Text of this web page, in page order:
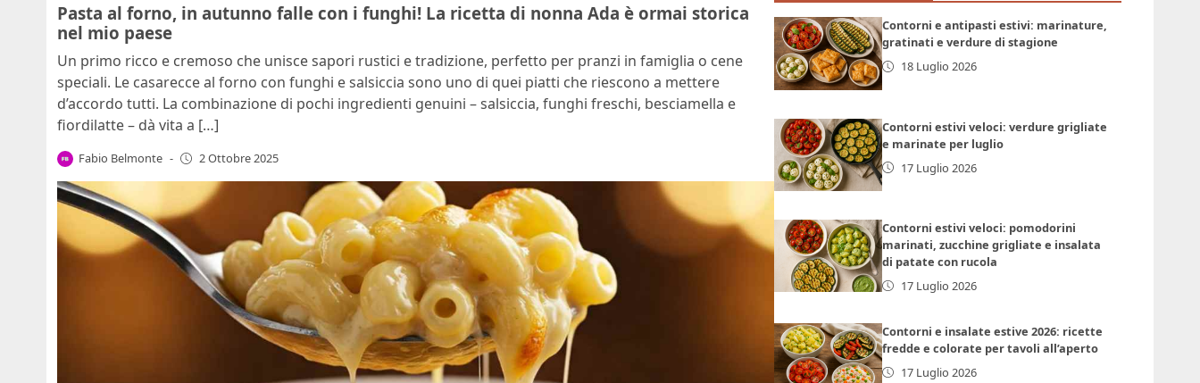
Pasta al forno, in autunno falle con i funghi! La ricetta di nonna Ada è ormai storica
nel mio paese
Un primo ricco e cremoso che unisce sapori rustici e tradizione, perfetto per pranzi in famiglia o cene
speciali. Le casarecce al forno con funghi e salsiccia sono uno di quei piatti che riescono a mettere
d’accordo tutti. La combinazione di pochi ingredienti genuini – salsiccia, funghi freschi, besciamella e
fiordilatte – dà vita a […]
Fabio Belmonte - 2 Ottobre 2025
Contorni e antipasti estivi: marinature,
gratinati e verdure di stagione
18 Luglio 2026
Contorni estivi veloci: verdure grigliate
e marinate per luglio
17 Luglio 2026
Contorni estivi veloci: pomodorini
marinati, zucchine grigliate e insalata
di patate con rucola
17 Luglio 2026
Contorni e insalate estive 2026: ricette
fredde e colorate per tavoli all’aperto
17 Luglio 2026